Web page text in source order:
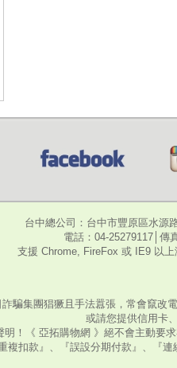
台中總公司：台中市豐原區水源
電話：04-25279117│傳
支援 Chrome, FireFox 或 IE9 以
詐騙集團猖獗且手法囂張，常會竄改
或請您提供信用卡
明！《 亞拓購物網 》絕不會主動要
複扣款』、『誤設分期付款』、『